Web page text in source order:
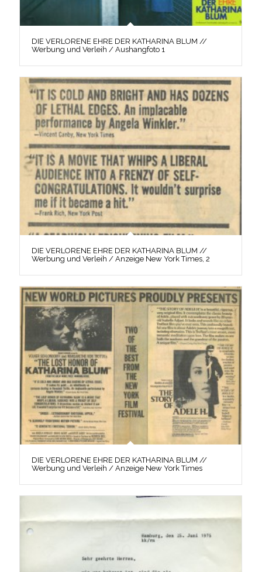
DIE VERLORENE EHRE DER KATHARINA BLUM //
Werbung und Verleih / Aushangfoto 1
DIE VERLORENE EHRE DER KATHARINA BLUM //
Werbung und Verleih / Anzeige New York Times, 2
DIE VERLORENE EHRE DER KATHARINA BLUM //
Werbung und Verleih / Anzeige New York Times